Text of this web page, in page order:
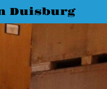
Duisburg